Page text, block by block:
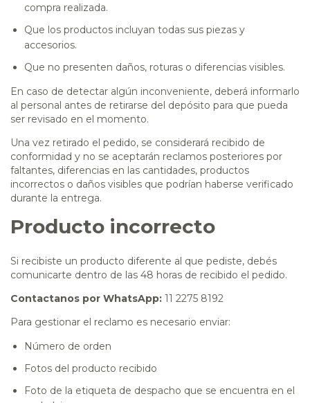
compra realizada.
Que los productos incluyan todas sus piezas y
accesorios.
Que no presenten daños, roturas o diferencias visibles.
En caso de detectar algún inconveniente, deberá informarlo
al personal antes de retirarse del depósito para que pueda
ser revisado en el momento.
Una vez retirado el pedido, se considerará recibido de
conformidad y no se aceptarán reclamos posteriores por
faltantes, diferencias en las cantidades, productos
incorrectos o daños visibles que podrían haberse verificado
durante la entrega.
Producto incorrecto
Si recibiste un producto diferente al que pediste, debés
comunicarte dentro de las 48 horas de recibido el pedido.
Contactanos por WhatsApp: 11 2275 8192
Para gestionar el reclamo es necesario enviar:
Número de orden
Fotos del producto recibido
Foto de la etiqueta de despacho que se encuentra en el